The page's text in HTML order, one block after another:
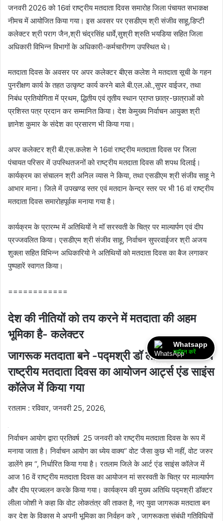
जनवरी 2026 को 16वां राष्ट्रीय मतदाता दिवस समारोह जिला पंचायत सभाकक्ष
नीमच में आयोजित किया गया। इस अवसर पर एसडीएम श्री संजीव साहू,डिप्टी
कलेक्‍टर श्री पराग जैन,श्री चंद्रसिंह धार्वे,सुश्री श्रुति भयडिया सहित जिला
अधिकारी विभिन्न विभागों के अधिकारी-कर्मचारीगण उपस्थित थे।
मतदाता दिवस के अवसर पर अपर कलेक्टर बीएस कलेश ने मतदाता सूची के गहन
पुनरीक्षण कार्य के तहत उत्‍कृष्‍ट कार्य करने बाले बी.एल.ओ.,सुपर वाईजर, तथा
निबंध प्रतियोगिता में प्रथम, द्धितीय एवं तृतीय स्‍थान प्राप्‍त छात्र-छात्राओं को
प्रशिस्‍त पत्र प्रदान कर सम्‍मानित किया। देश केमुख्‍य निर्वाचन आयुक्‍त श्री
ज्ञानेश कुमार के संदेश का प्रसारण भी किया गया।
अपर कलेक्‍टर श्री बी.एस.कलेश ने 16वां राष्ट्रीय मतदाता दिवस पर जिला
पंचायत परिसर में उपस्थितजनों को राष्‍ट्रीय मतदाता दिवस की शपथ दिलाई।
कार्यक्रम का संचालन श्री अनिल व्‍यास ने किया, तथा एसडीएम श्री संजीव साहू ने
आभार माना। जिले में उपखण्‍ड स्‍तर एवं मतदान केन्‍द्र स्‍तर पर भी 16 वां राष्‍ट्रीय
मतदाता दिवस समारोहपूर्वक मनाया गया है।
कार्यक्रम के प्रारम्‍भ में अतिथियों ने मॉ सरस्‍वती के चित्र पर माल्‍यार्पण एवं दीप
प्रज्‍जवलित किया। एसडीएम श्री संजीव साहू, निर्वाचन सुपरवाईजर श्री अजय
शुक्‍ला सहित विभिन्‍न अधिकारियो ने अतिथियों को मतदाता दिवस का बैज लगाकर
पुष्‍पहारें स्‍वागत किया।
============
देश की नीतियों को तय करने में मतदाता की अहम
भूमिका है- कलेक्टर
जागरूक मतदाता बने -पद्मश्री डॉ लीला जोशी 16 वे
राष्ट्रीय मतदाता दिवस का आयोजन आर्ट्स एंड साइंस
कॉलेज में किया गया
रतलाम : रविवार, जनवरी 25, 2026,
निर्वाचन आयोग द्वारा प्रतिवर्ष 25 जनवरी को राष्ट्रीय मतदाता दिवस के रूप में
मनाया जाता है। निर्वाचन आयोग का ध्येय वाक्य“ वोट जैसा कुछ भी नहीं, वोट जरुर
डालेंगे हम “, निर्धारित किया गया है। रतलाम जिले के आर्ट एंड साइंस कॉलेज में
आज 16 वें राष्ट्रीय मतदाता दिवस का आयोजन मां सरस्वती के चित्र पर माल्यार्पण
और दीप प्रज्वलन करके किया गया। कार्यक्रम की मुख्य अतिथि पद्मश्री डॉक्टर
लीला जोशी ने कहा कि वोट लोकतंत्र की ताकत है, नए युवा जागरूक मतदाता बन
कर देश के विकास मे अपनी भूमिका का निर्वहन करे , जागरूकता संबंधी गतिविधियों
Whatsapp
ज्वॉइन करें